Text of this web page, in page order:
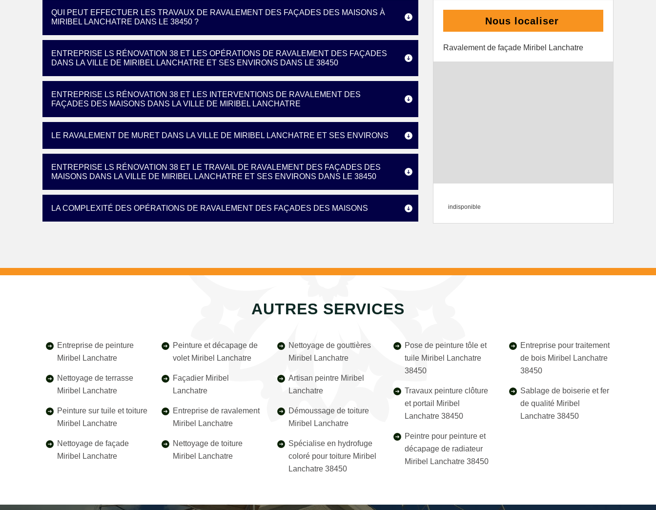
QUI PEUT EFFECTUER LES TRAVAUX DE RAVALEMENT DES FAÇADES DES MAISONS À
MIRIBEL LANCHATRE DANS LE 38450 ?
ENTREPRISE LS RÉNOVATION 38 ET LES OPÉRATIONS DE RAVALEMENT DES FAÇADES
DANS LA VILLE DE MIRIBEL LANCHATRE ET SES ENVIRONS DANS LE 38450
ENTREPRISE LS RÉNOVATION 38 ET LES INTERVENTIONS DE RAVALEMENT DES
FAÇADES DES MAISONS DANS LA VILLE DE MIRIBEL LANCHATRE
LE RAVALEMENT DE MURET DANS LA VILLE DE MIRIBEL LANCHATRE ET SES ENVIRONS
ENTREPRISE LS RÉNOVATION 38 ET LE TRAVAIL DE RAVALEMENT DES FAÇADES DES
MAISONS DANS LA VILLE DE MIRIBEL LANCHATRE ET SES ENVIRONS DANS LE 38450
LA COMPLEXITÉ DES OPÉRATIONS DE RAVALEMENT DES FAÇADES DES MAISONS
Nous localiser
Ravalement de façade Miribel Lanchatre
indisponible
AUTRES SERVICES
Entreprise de peinture
Miribel Lanchatre
Nettoyage de terrasse
Miribel Lanchatre
Peinture sur tuile et toiture
Miribel Lanchatre
Nettoyage de façade
Miribel Lanchatre
Peinture et décapage de
volet Miribel Lanchatre
Façadier Miribel
Lanchatre
Entreprise de ravalement
Miribel Lanchatre
Nettoyage de toiture
Miribel Lanchatre
Nettoyage de gouttières
Miribel Lanchatre
Artisan peintre Miribel
Lanchatre
Démoussage de toiture
Miribel Lanchatre
Spécialise en hydrofuge
coloré pour toiture Miribel
Lanchatre 38450
Pose de peinture tôle et
tuile Miribel Lanchatre
38450
Travaux peinture clôture
et portail Miribel
Lanchatre 38450
Peintre pour peinture et
décapage de radiateur
Miribel Lanchatre 38450
Entreprise pour traitement
de bois Miribel Lanchatre
38450
Sablage de boiserie et fer
de qualité Miribel
Lanchatre 38450